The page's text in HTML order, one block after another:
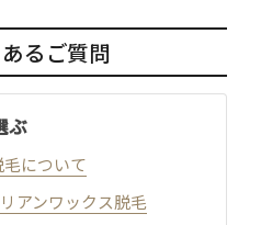
るご質問
ぶ
毛について
アンワックス脱毛